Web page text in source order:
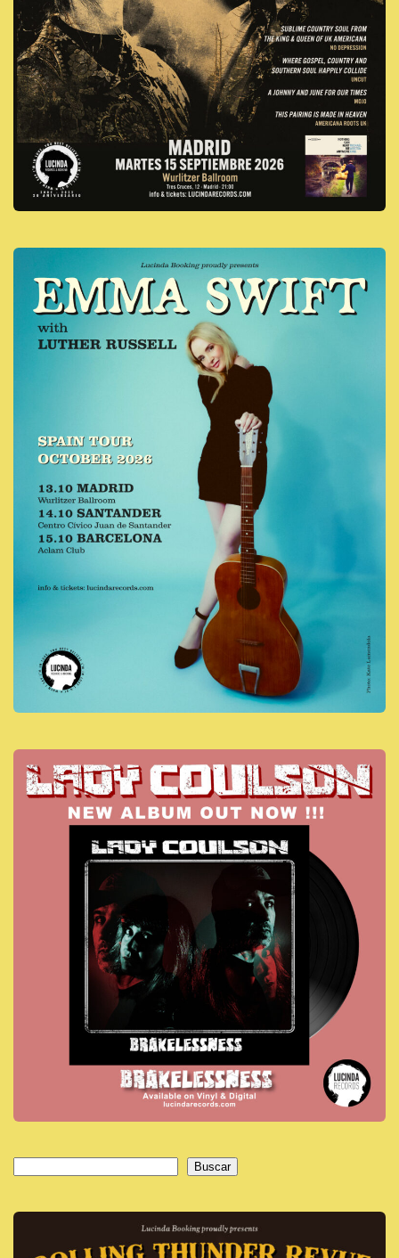
Buscar